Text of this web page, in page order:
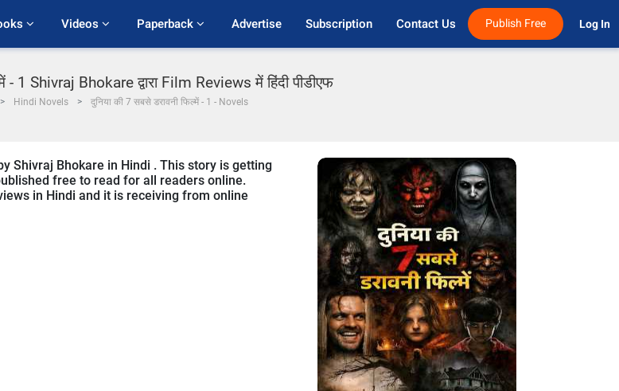
Videos Paperback Advertise Subscription Contact Us Publish Free Log In
- 1 Shivraj Bhokare द्वारा Film Reviews में हिंदी पीडीएफ
Hindi Novels दुनिया की 7 सबसे डरावनी फिल्में - 1 - Novels
Shivraj Bhokare in Hindi . This story is getting
free to read for all readers online.
in Hindi and it is receiving from online